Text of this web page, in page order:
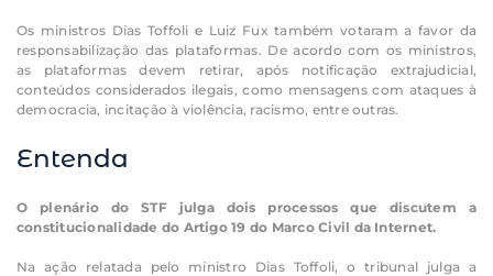
Os ministros Dias Toffoli e Luiz Fux também votaram a favor da
responsabilização das plataformas. De acordo com os ministros,
as plataformas devem retirar, após notificação extrajudicial,
conteúdos considerados ilegais, como mensagens com ataques à
democracia, incitação à violência, racismo, entre outras.
Entenda
O plenário do STF julga dois processos que discutem a
constitucionalidade do Artigo 19 do Marco Civil da Internet.
Na ação relatada pelo ministro Dias Toffoli, o tribunal julga a